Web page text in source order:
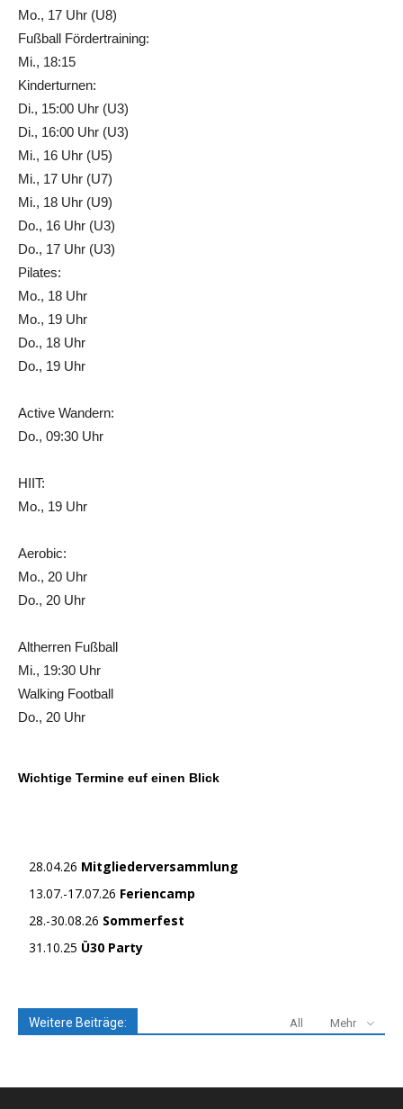
Mo., 17 Uhr (U8)
Fußball Fördertraining:
Mi., 18:15
Kinderturnen:
Di., 15:00 Uhr (U3)
Di., 16:00 Uhr (U3)
Mi., 16 Uhr (U5)
Mi., 17 Uhr (U7)
Mi., 18 Uhr (U9)
Do., 16 Uhr (U3)
Do., 17 Uhr (U3)
Pilates:
Mo., 18 Uhr
Mo., 19 Uhr
Do., 18 Uhr
Do., 19 Uhr
Active Wandern:
Do., 09:30 Uhr
HIIT:
Mo., 19 Uhr
Aerobic:
Mo., 20 Uhr
Do., 20 Uhr
Altherren Fußball
Mi., 19:30 Uhr
Walking Football
Do., 20 Uhr
Wichtige Termine euf einen Blick
28.04.26 Mitgliederversammlung
13.07.-17.07.26 Feriencamp
28.-30.08.26 Sommerfest
31.10.25 Ü30 Party
Weitere Beiträge: All Mehr